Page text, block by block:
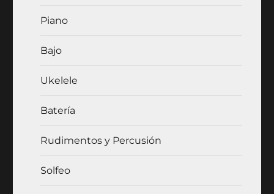
Piano
Bajo
Ukelele
Batería
Rudimentos y Percusión
Solfeo